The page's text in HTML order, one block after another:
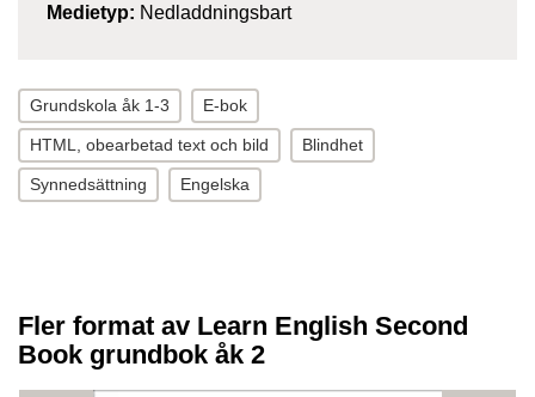
Medietyp: Nedladdningsbart
Grundskola åk 1-3 E-bok
HTML, obearbetad text och bild Blindhet
Synnedsättning Engelska
Fler format av Learn English Second
Book grundbok åk 2